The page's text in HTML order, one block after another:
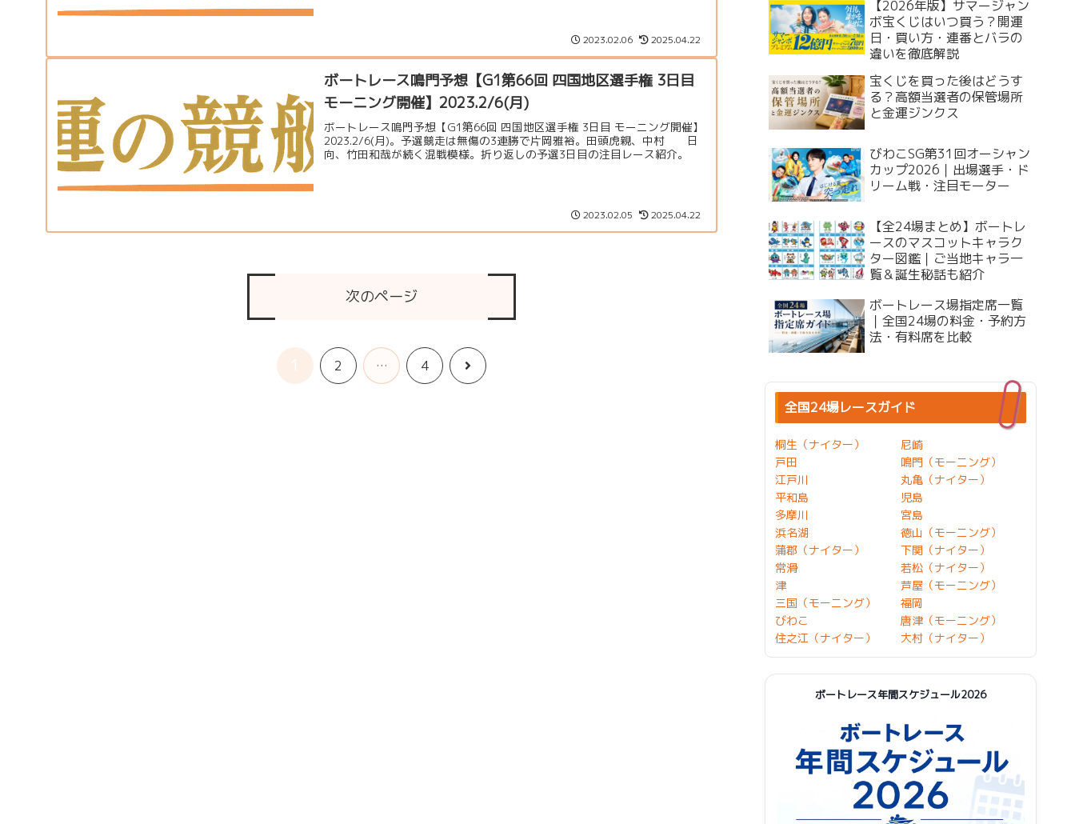
2023.02.06 2025.04.22
ボートレース鳴門予想【G1第66回 四国地区選手権 3日目
モーニング開催】2023.2/6(月)
ボートレース鳴門予想【G1第66回 四国地区選手権 3日目 モーニング開催】
2023.2/6(月)。予選競走は無傷の3連勝で片岡雅裕。田頭虎親、中村 日
向、竹田和哉が続く混戦模様。折り返しの予選3日目の注目レース紹介。
2023.02.05 2025.04.22
次のページ
1 2 … 4
次
【2026年版】サマージャン
ボ宝くじはいつ買う？開運
日・買い方・連番とバラの
違いを徹底解説
宝くじを買った後はどうす
る？高額当選者の保管場所
と金運ジンクス
びわこSG第31回オーシャン
カップ2026｜出場選手・ド
リーム戦・注目モーター
【全24場まとめ】ボートレ
ースのマスコットキャラク
ター図鑑｜ご当地キャラ一
覧＆誕生秘話も紹介
ボートレース場指定席一覧
｜全国24場の料金・予約方
法・有料席を比較
全国24場レースガイド
桐生（ナイター）
戸田
江戸川
平和島
多摩川
浜名湖
蒲郡（ナイター）
常滑
津
三国（モーニング）
びわこ
住之江（ナイター）
尼崎
鳴門（モーニング）
丸亀（ナイター）
児島
宮島
徳山（モーニング）
下関（ナイター）
若松（ナイター）
芦屋（モーニング）
福岡
唐津（モーニング）
大村（ナイター）
ボートレース年間スケジュール2026